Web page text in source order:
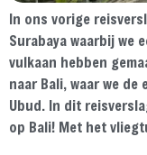
In ons vorige
Surabaya waarbij we
vulkaan hebben
naar Bali, waar we
Ubud. In dit
op Bali! Met het